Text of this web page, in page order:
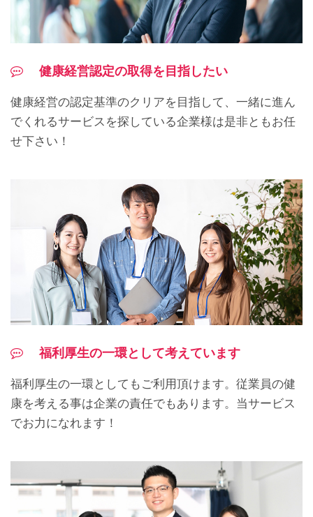
健康経営認定の取得を目指したい
健康経営の認定基準のクリアを目指して、一緒に進ん
でくれるサービスを探している企業様は是非ともお任
せ下さい！
福利厚生の一環として考えています
福利厚生の一環としてもご利用頂けます。従業員の健
康を考える事は企業の責任でもあります。当サービス
でお力になれます！